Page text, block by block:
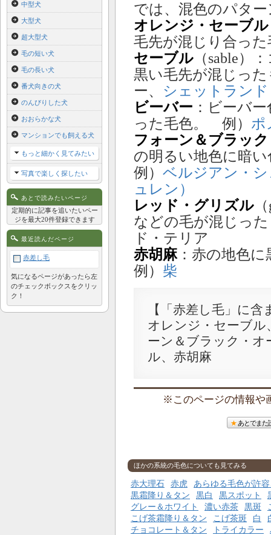
では、混色のパタ
オレンジ・セーブル
毛先が混じり合っ
セーブル （sable）
黒い毛先が混じっ
ー、 シェットラン
ビーバー ：ビーバ
った毛色。 例） ポ
フォーン＆ブラッ
の明るい地色に暗
例） ベルジアン・
ュレン）
レッド・グリズル
などの毛が混じっ
ド・テリア
赤胡麻：赤の地色
例） 柴
【「赤差し毛」に
オレンジ・セーブル
ーン＆ブラック・
ル、赤胡麻
このページの情報や
あとでまた
ほかの系統の毛色についても見てみる
赤大理石 赤虎
あらゆる毛色が許
黒霜降り＆タン
黒白 黒スポット
グレー＆ホワイト
濃い赤茶 黒斑
こげ茶霜降り＆タン
こげ茶斑 白
チョコレート＆タン
トライカラー
中型犬
大型犬
超大型犬
毛の短い犬
毛の長い犬
番犬向きの犬
のんびりした犬
おおらかな犬
マンションでも飼える犬
もっと細かく見てみたい
写真で楽しく探したい
あとで読みたいページ
定期的に記事を追いたいペー
ジを最大20件登録できます
最近読んだページ
赤差し毛
気になるページがあったら左
のチェックボックスをクリッ
ク！